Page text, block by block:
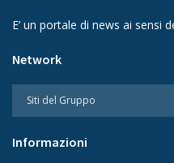
E’ un portale di news ai sensi
Network
Informazioni